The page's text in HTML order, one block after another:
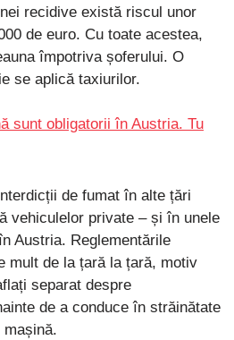
recidive există riscul unor
de euro. Cu toate acestea,
împotriva șoferului. O
se aplică taxiurilor.
sunt obligatorii în Austria. Tu
de fumat în alte țări
vehiculelor private – și în unele
​​Austria. Reglementările
mult de la țară la țară, motiv
separat despre
de a conduce în străinătate